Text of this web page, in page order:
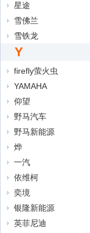
星途
雪佛兰
雪铁龙
Y
firefly萤火虫
YAMAHA
仰望
野马汽车
野马新能源
烨
一汽
依维柯
奕境
银隆新能源
英菲尼迪